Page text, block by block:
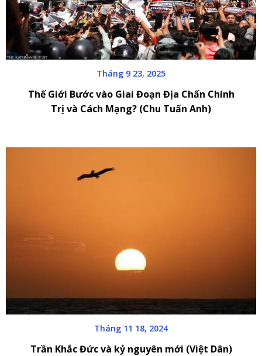
Tháng 9 23, 2025
Thế Giới Bước vào Giai Đoạn Địa Chấn Chính
Trị và Cách Mạng? (Chu Tuấn Anh)
Tháng 11 18, 2024
Trần Khắc Đức và kỷ nguyên mới (Việt Dân)